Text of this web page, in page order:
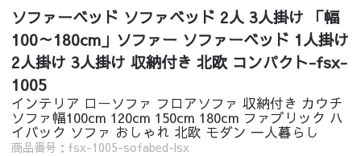
ソファーベッド ソファベッド 2人 3人掛け 「幅
100～180cm」ソファー ソファーベッド 1人掛け
2人掛け 3人掛け 収納付き 北欧 コンパクト-fsx-
1005
インテリア ローソファ フロアソファ 収納付き カウチ
ソファ幅100cm 120cm 150cm 180cm ファブリック ハ
イバック ソファ おしゃれ 北欧 モダン 一人暮らし
商品番号：fsx-1005-sofabed-lsx